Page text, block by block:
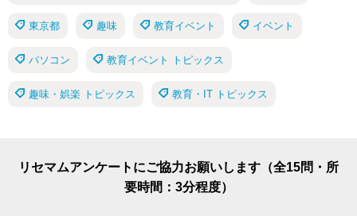
東京都 趣味 教育イベント イベント
パソコン 教育イベント トピックス
趣味・娯楽 トピックス 教育・IT トピックス
リセマムアンケートにご協力お願いします（全15問・所
要時間：3分程度）